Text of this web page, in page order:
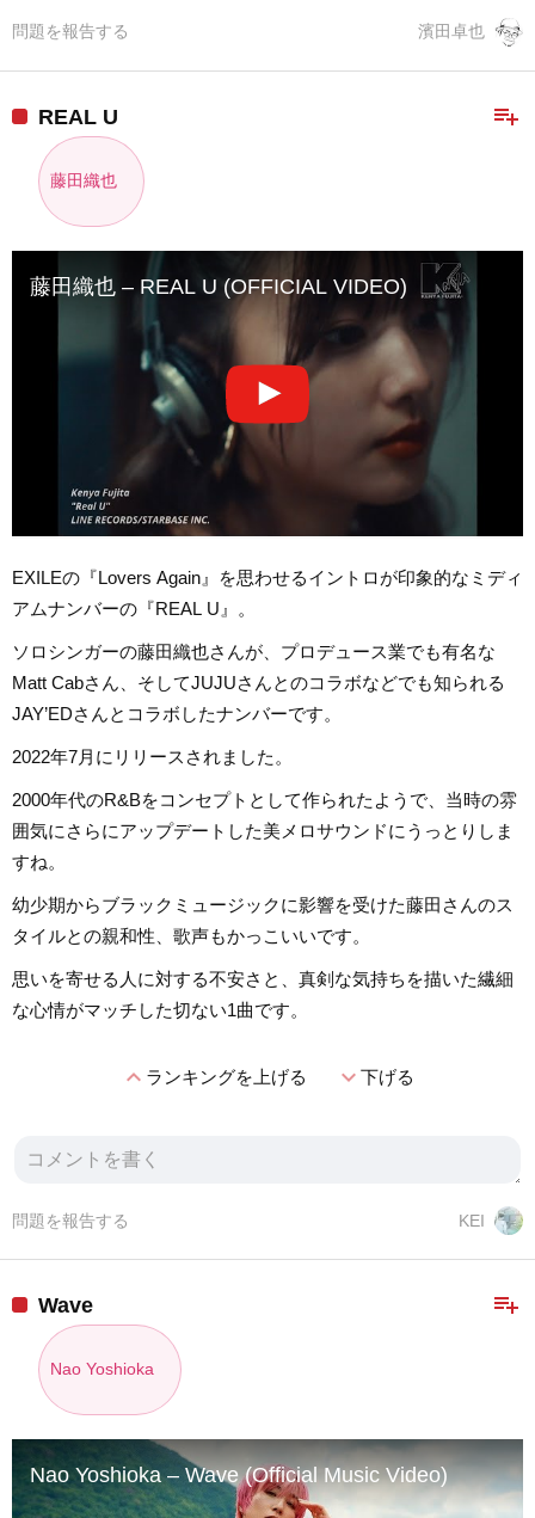
濱田卓也
問題を報告する
playlist_add
REAL U
藤田織也
藤田織也 – REAL U (OFFICIAL VIDEO)
EXILEの『Lovers Again』を思わせるイントロが印象的なミディ
アムナンバーの『REAL U』。
ソロシンガーの藤田織也さんが、プロデュース業でも有名な
Matt Cabさん、そしてJUJUさんとのコラボなどでも知られる
JAY’EDさんとコラボしたナンバーです。
2022年7月にリリースされました。
2000年代のR&Bをコンセプトとして作られたようで、当時の雰
囲気にさらにアップデートした美メロサウンドにうっとりしま
すね。
幼少期からブラックミュージックに影響を受けた藤田さんのス
タイルとの親和性、歌声もかっこいいです。
思いを寄せる人に対する不安さと、真剣な気持ちを描いた繊細
な心情がマッチした切ない1曲です。
expand_lessランキングを上げる expand_more下げる
KEI
問題を報告する
playlist_add
Wave
Nao Yoshioka
Nao Yoshioka – Wave (Official Music Video)